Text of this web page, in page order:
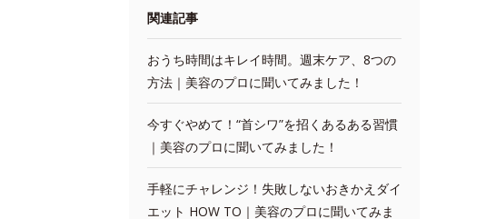
関連記事
おうち時間はキレイ時間。週末ケア、8つの
方法｜美容のプロに聞いてみました！
今すぐやめて！“首シワ”を招くあるある習慣
｜美容のプロに聞いてみました！
手軽にチャレンジ！失敗しないおきかえダイ
エット HOW TO｜美容のプロに聞いてみま